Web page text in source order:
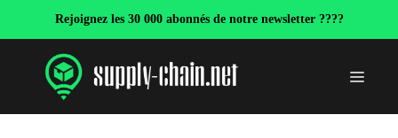
Rejoignez les 30 000 abonnés de notre newsletter ????
Menu